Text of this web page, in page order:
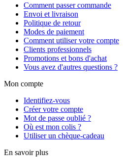
Comment passer commande
Envoi et livraison
Politique de retour
Modes de paiement
Comment utiliser votre compte
Clients professionnels
Promotions et bons d'achat
Vous avez d'autres questions ?
Mon compte
Identifiez-vous
Créer votre compte
Mot de passe oublié ?
Où est mon colis ?
Utiliser un chèque-cadeau
En savoir plus